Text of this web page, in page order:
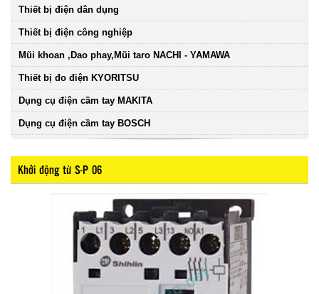
Thiết bị điện dân dụng
Thiết bị điện công nghiệp
Mũi khoan ,Dao phay,Mũi taro NACHI - YAMAWA
Thiết bị đo điện KYORITSU
Dụng cụ điện cầm tay MAKITA
Dụng cụ điện cầm tay BOSCH
Khởi động từ S-P 06